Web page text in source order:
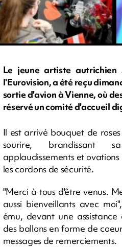
Le jeune artiste
l'Eurovision, a été reçu
sortie d'avion à Vienne, où
réservé un comité d'accueil
Il est arrivé bouquet de
sourire, brandissant
applaudissements et
les cordons de sécurité.
"Merci à tous d'être venus.
aussi bienveillants avec
ému, devant une
des ballons en forme de
messages de remerciements.